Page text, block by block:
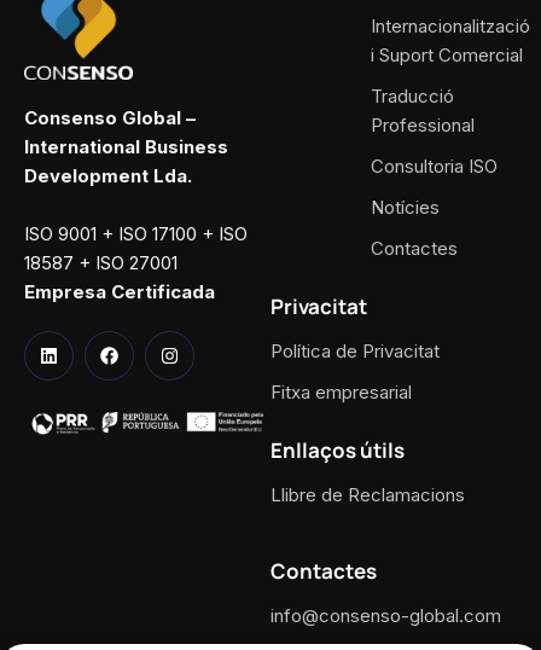
Consenso Global –
International Business
Development Lda.
ISO 9001 + ISO 17100 + ISO
18587 + ISO 27001
Empresa Certificada
Internacionalització
i Suport Comercial
Traducció
Professional
Consultoria ISO
Notícies
Contactes
Privacitat
Política de Privacitat
Fitxa empresarial
Enllaços útils
Llibre de Reclamacions
Contactes
info@consenso-global.com